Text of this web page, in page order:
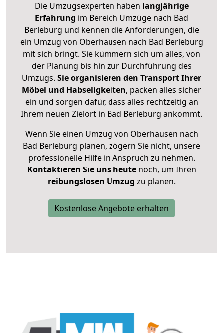
Die Umzugsexperten haben langjährige
Erfahrung im Bereich Umzüge nach Bad
Berleburg und kennen die Anforderungen, die
ein Umzug von Oberhausen nach Bad Berleburg
mit sich bringt. Sie kümmern sich um alles, von
der Planung bis hin zur Durchführung des
Umzugs. Sie organisieren den Transport Ihrer
Möbel und Habseligkeiten, packen alles sicher
ein und sorgen dafür, dass alles rechtzeitig an
Ihrem neuen Zielort in Bad Berleburg ankommt.
Wenn Sie einen Umzug von Oberhausen nach
Bad Berleburg planen, zögern Sie nicht, unsere
professionelle Hilfe in Anspruch zu nehmen.
Kontaktieren Sie uns heutenoch, um Ihren
reibungslosen Umzug zu planen.
Kostenlose Angebote erhalten